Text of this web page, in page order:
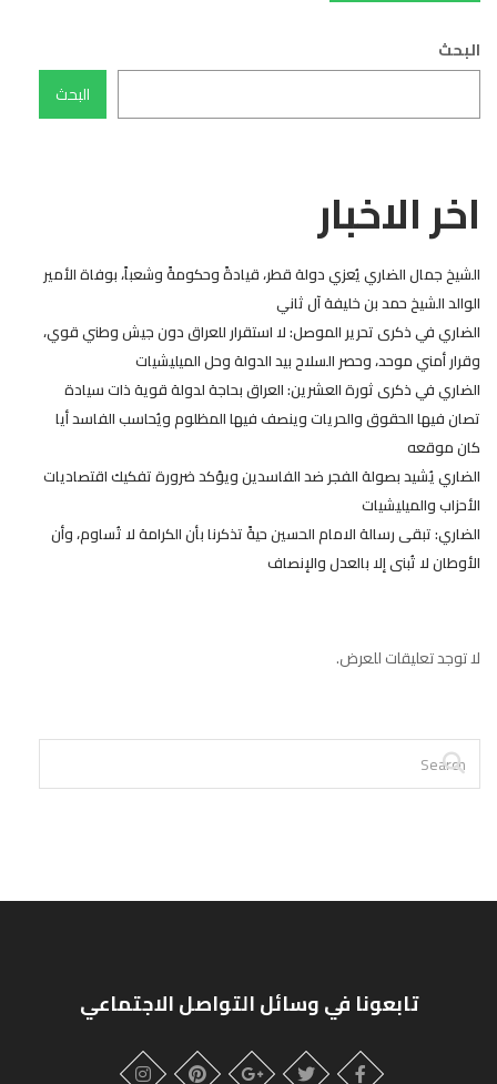
البحث
البحث
اخر الاخبار
الشيخ جمال الضاري يُعزي دولة قطر، قيادةً وحكومةً وشعباً، بوفاة الأمير
الوالد الشيخ حمد بن خليفة آل ثاني
الضاري في ذكرى تحرير الموصل: لا استقرار للعراق دون جيش وطني قوي،
وقرار أمني موحد، وحصر السلاح بيد الدولة وحل الميليشيات
الضاري في ذكرى ثورة العشرين: العراق بحاجة لدولة قوية ذات سيادة
تصان فيها الحقوق والحريات وينصف فيها المظلوم ويُحاسب الفاسد أيا
كان موقعه
الضاري يُشيد بصولة الفجر ضد الفاسدين ويؤكد ضرورة تفكيك اقتصاديات
الأحزاب والميليشيات
الضاري: تبقى رسالة الامام الحسين حيةً تذكرنا بأن الكرامة لا تُساوم، وأن
الأوطان لا تُبنى إلا بالعدل والإنصاف
لا توجد تعليقات للعرض.
تابعونا في وسائل التواصل الاجتماعي